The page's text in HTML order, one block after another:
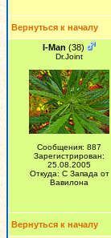
Вернуться к началу
I-Man (38)
Dr.Joint
Сообщения: 887
Зарегистрирован:
25.08.2005
Откуда: С Запада от
Вавилона
Вернуться к началу